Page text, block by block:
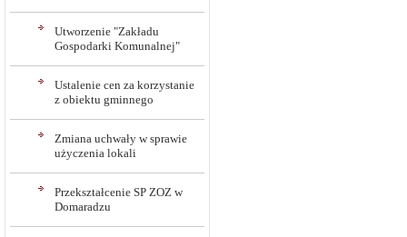
Utworzenie "Zakładu
Gospodarki Komunalnej"
Ustalenie cen za korzystanie
z obiektu gminnego
Zmiana uchwały w sprawie
użyczenia lokali
Przekształcenie SP ZOZ w
Domaradzu